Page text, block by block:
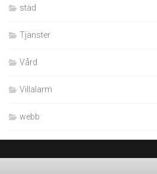
städ
Tjänster
Vård
Villalarm
webb